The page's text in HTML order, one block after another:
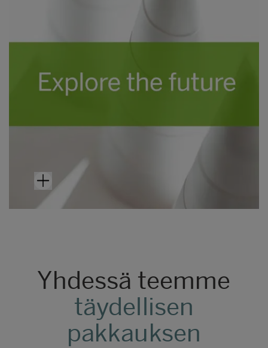
Yhdessä teemme
täydellisen
pakkauksen